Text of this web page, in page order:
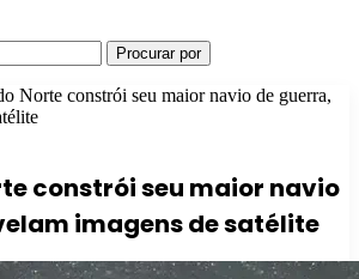
Procurar por
Norte constrói seu maior navio de guerra,
constrói seu maior navio
imagens de satélite